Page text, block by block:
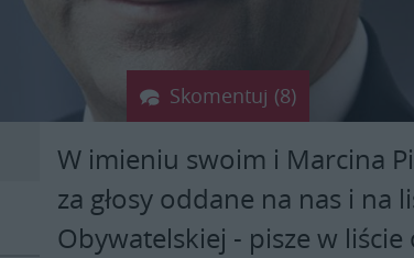
Skomentuj (8)
W imieniu swoim i Marcina
za głosy oddane na nas i na
Obywatelskiej - pisze w